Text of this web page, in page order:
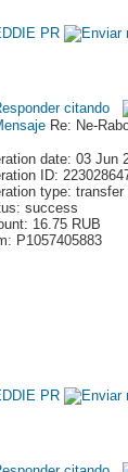
Re: Ne-
date: 03 Jun
ID:
type: transfer
success
16.75 RUB
P1057405883